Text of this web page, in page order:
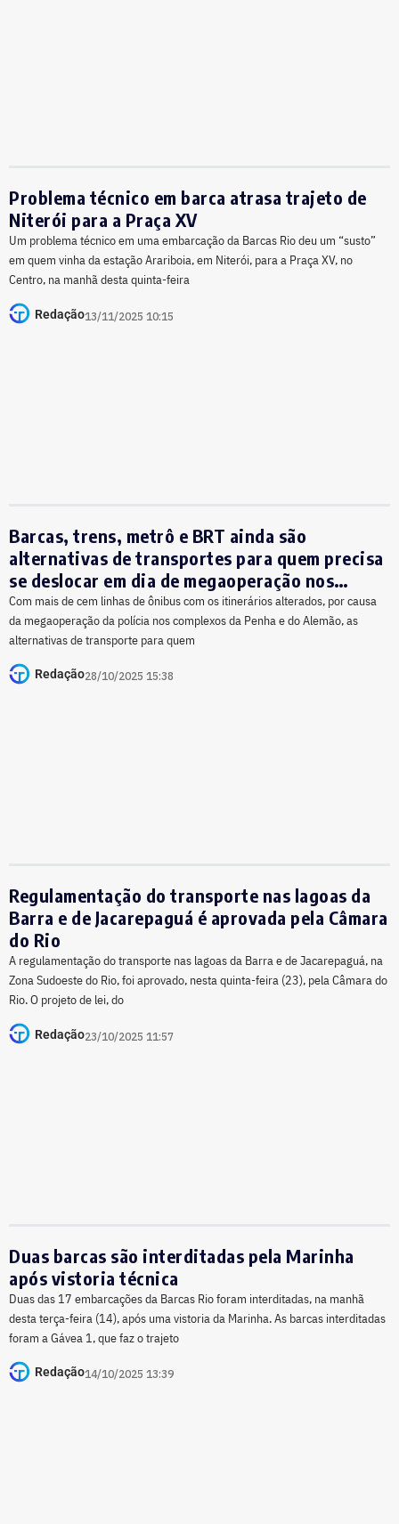
Problema técnico em barca atrasa trajeto de
Niterói para a Praça XV
Um problema técnico em uma embarcação da Barcas Rio deu um “susto”
em quem vinha da estação Arariboia, em Niterói, para a Praça XV, no
Centro, na manhã desta quinta-feira
Redação13/11/2025 10:15
Barcas, trens, metrô e BRT ainda são
alternativas de transportes para quem precisa
se deslocar em dia de megaoperação nos
complexos da Penha e do Alemão
Com mais de cem linhas de ônibus com os itinerários alterados, por causa
da megaoperação da polícia nos complexos da Penha e do Alemão, as
alternativas de transporte para quem
Redação28/10/2025 15:38
Regulamentação do transporte nas lagoas da
Barra e de Jacarepaguá é aprovada pela Câmara
do Rio
A regulamentação do transporte nas lagoas da Barra e de Jacarepaguá, na
Zona Sudoeste do Rio, foi aprovado, nesta quinta-feira (23), pela Câmara do
Rio. O projeto de lei, do
Redação23/10/2025 11:57
Duas barcas são interditadas pela Marinha
após vistoria técnica
Duas das 17 embarcações da Barcas Rio foram interditadas, na manhã
desta terça-feira (14), após uma vistoria da Marinha. As barcas interditadas
foram a Gávea 1, que faz o trajeto
Redação14/10/2025 13:39